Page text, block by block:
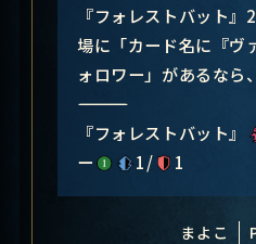
『フォレストバット
場に「カード名に『ヴ
ォロワー」があるなら
―――――――――――――――
『フォレストバット』
ー
1/ 1
まよこ